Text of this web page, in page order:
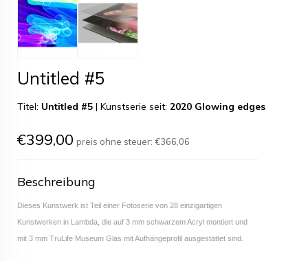
Untitled #5
Titel: Untitled #5 | Kunstserie seit: 2020 Glowing edges
€399,00 preis ohne steuer: €366,06
Beschreibung
Dieses Kunstwerk ist Teil einer Fotoserie von 28 einzigartigen
Kunstwerken in Lambda, die auf 3 mm schwarzem Acryl montiert und
mit 3 mm TruLife Museum Glas mit Aufhängeprofil ausgestattet sind.